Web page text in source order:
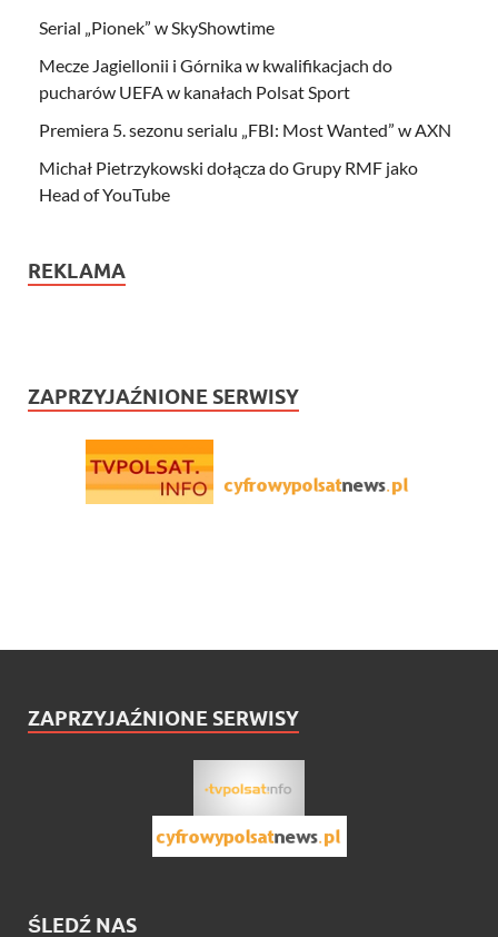
Serial „Pionek” w SkyShowtime
Mecze Jagiellonii i Górnika w kwalifikacjach do
pucharów UEFA w kanałach Polsat Sport
Premiera 5. sezonu serialu „FBI: Most Wanted” w AXN
Michał Pietrzykowski dołącza do Grupy RMF jako
Head of YouTube
REKLAMA
ZAPRZYJAŹNIONE SERWISY
ZAPRZYJAŹNIONE SERWISY
ŚLEDŹ NAS